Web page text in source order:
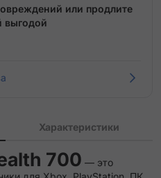
или продлите
выгодой
Характеристики
700 — это